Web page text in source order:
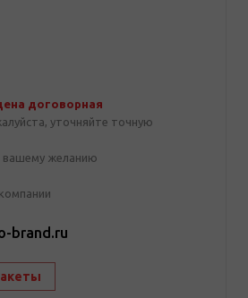
договорная
уточняйте точную
вашему желанию
brand.ru